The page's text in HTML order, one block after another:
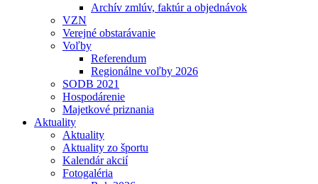
Archív zmlúv, faktúr a objednávok
VZN
Verejné obstarávanie
Voľby
Referendum
Regionálne voľby 2026
SODB 2021
Hospodárenie
Majetkové priznania
Aktuality
Aktuality
Aktuality zo športu
Kalendár akcií
Fotogaléria